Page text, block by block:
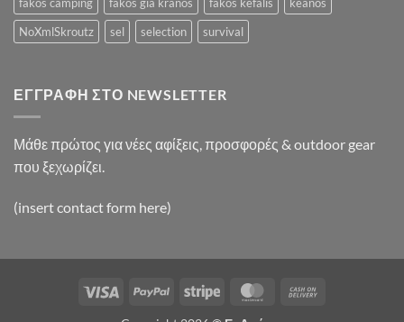
NoXmlSkroutz
sel selection survival
ΕΓΓΡΑΦΉ ΣΤΟ NEWSLETTER
Μάθε πρώτος για νέες αφίξεις, προσφορές & outdoor gear
που ξεχωρίζει.
(insert contact form here)
Visa PayPal Stripe MasterCard